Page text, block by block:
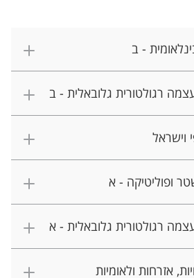
- ב
גלובאלית - ב
וישראל
ופוליטיקה - א
גלובאלית - א
אזרחות ולאומיות